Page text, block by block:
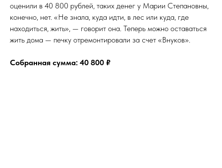
оценили в 40 800 рублей, таких денег у Марии Степановны,
конечно, нет. «Не знала, куда идти, в лес или куда, где
находиться, жить», — говорит она. Теперь можно оставаться
жить дома — печку отремонтировали за счет «Внуков».
Собранная сумма: 40 800 ₽